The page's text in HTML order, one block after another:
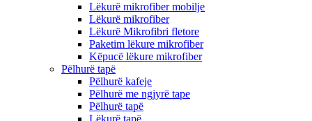
Lëkurë mikrofiber mobilje
Lëkurë mikrofiber
Lëkurë Mikrofibri fletore
Paketim lëkure mikrofiber
Këpucë lëkure mikrofiber
Pëlhurë tapë
Pëlhurë kafeje
Pëlhurë me ngjyrë tape
Pëlhurë tapë
Lëkurë tapë